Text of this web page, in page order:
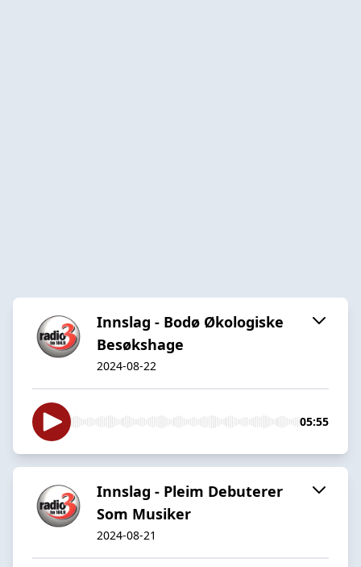
Innslag - Bodø Økologiske
Besøkshage
2024-08-22
05:55
Innslag - Pleim Debuterer
Som Musiker
2024-08-21